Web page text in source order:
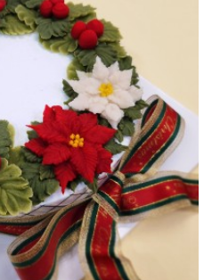
크!
화센터